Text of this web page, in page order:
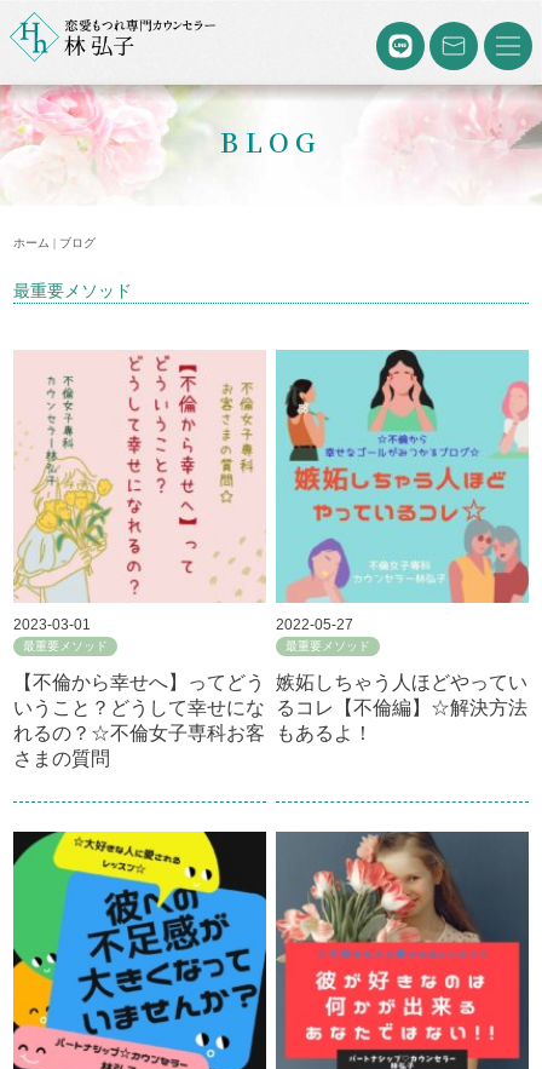
BLOG
ホーム | ブログ
最重要メソッド
2023-03-01
最重要メソッド
【不倫から幸せへ】ってどう
いうこと？どうして幸せにな
れるの？☆不倫女子専科お客
さまの質問
2022-05-27
最重要メソッド
嫉妬しちゃう人ほどやってい
るコレ【不倫編】☆解決方法
もあるよ！